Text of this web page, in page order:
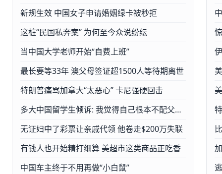
新规生效 中国女子申请婚姻绿卡被秒拒
这桩“民国私奔案” 为何至今众说纷纭
当中国大学老师开始“自费上班”
最长要等33年 澳父母签证超1500人等待期离世
特朗普痛骂加拿大“太恶心” 卡尼强硬回击
多大中国留学生倾诉: 我觉得自己根本不配父母砸重金送我留学
无证妇中了彩票让亲戚代领 他卷走$200万失联
有钱人也开始精打细算 美超市这类商品正吃香
中国车主终于不用再做“小白鼠”